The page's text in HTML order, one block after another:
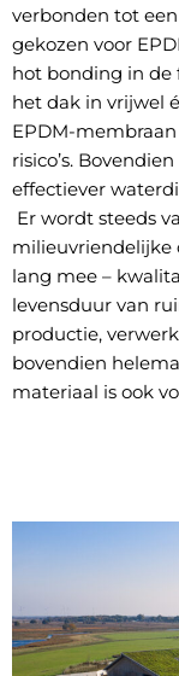
verbonden tot
gekozen voor
hot bonding in de
het dak in vrijwel
EPDM-
risico’s.
effectiever
Er wordt steeds
milieuvriendelijke
lang mee –
levensduur van
productie,
bovendien
materiaal is ook